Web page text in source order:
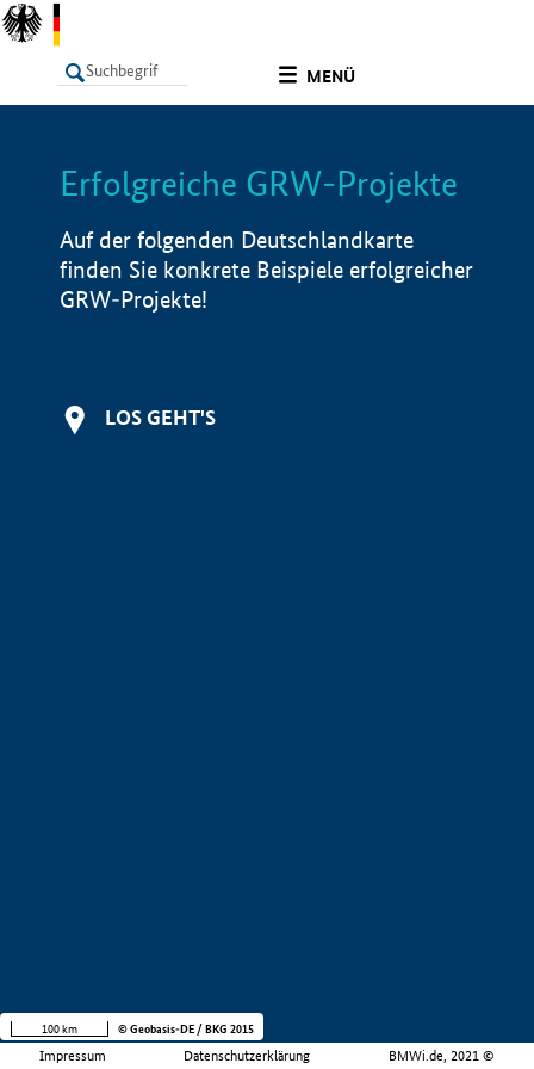
MENÜ
LISTE Info
Erfolgreiche GRW-Projekte
Auf der folgenden Deutschlandkarte
finden Sie konkrete Beispiele erfolgreicher
GRW-Projekte!
LOS GEHT'S
Impressum Datenschutzerklärung BMWi.de, 2021 ©
100 km © Geobasis-DE / BKG 2015